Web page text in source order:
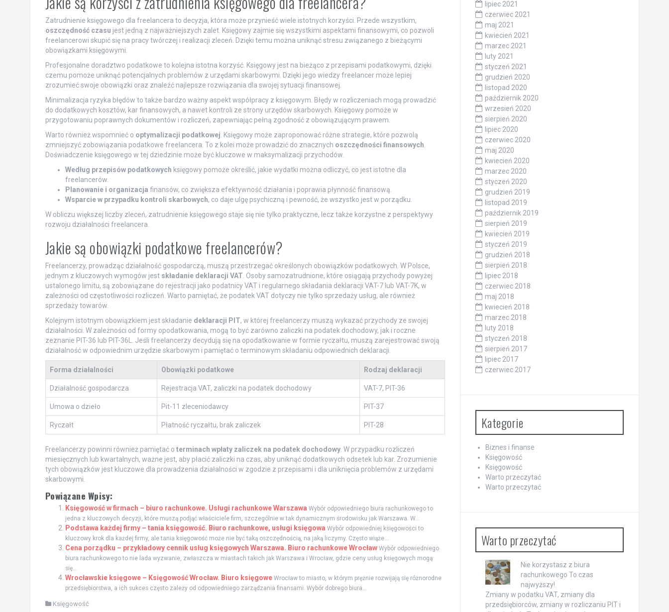
Zatrudnienie księgowego dla freelancera to decyzja, która może przynieść wiele istotnych korzyści. Przede wszystkim,
oszczędność czasu jest jedną z najważniejszych zalet. Księgowy zajmie się wszystkimi aspektami finansowymi, co pozwoli
freelancerowi skupić się na pracy twórczej i realizacji zleceń. Dzięki temu można uniknąć stresu związanego z bieżącymi
obowiązkami księgowymi.
Profesjonalne doradztwo podatkowe to kolejna istotna korzyść. Księgowy jest na bieżąco z przepisami podatkowymi, dzięki
czemu pomoże uniknąć potencjalnych problemów z urzędami skarbowymi. Dzięki jego wiedzy freelancer może lepiej
zrozumieć swoje obowiązki oraz znaleźć najlepsze rozwiązania dla swojej sytuacji finansowej.
Minimalizacja ryzyka błędów to także bardzo ważny aspekt współpracy z księgowym. Błędy w rozliczeniach mogą prowadzić
do dodatkowych kosztów, kar finansowych, a nawet kontroli ze strony urzędów skarbowych. Księgowy pomoże w
przygotowaniu poprawnych dokumentów i rozliczeń, zapewniając pełną zgodność z obowiązującym prawem.
Warto również wspomnieć o optymalizacji podatkowej . Księgowy może zaproponować różne strategie, które pozwolą
zmniejszyć zobowiązania podatkowe freelancera. To z kolei może prowadzić do znacznych oszczędności finansowych
Doświadczenie księgowego w tej dziedzinie może być kluczowe w maksymalizacji przychodów.
Według przepisów podatkowych księgowy pomoże określić, jakie wydatki można odliczyć, co jest istotne dla
freelancerów.
Planowanie i organizacja finansów, co zwiększa efektywność działania i poprawia płynność finansową.
Wsparcie w przypadku kontroli skarbowych, co daje ulgę psychiczną i pewność, że wszystko jest w porządku.
W obliczu większej liczby zleceń, zatrudnienie księgowego staje się nie tylko praktyczne, lecz także korzystne z perspektywy
rozwoju działalności freelancera.
Jakie są obowiązki podatkowe freelancerów?
Freelancerzy, prowadząc działalność gospodarczą, muszą przestrzegać określonych obowiązków podatkowych. W Polsce,
jednym z kluczowych wymogów jest składanie deklaracji VAT . Osoby samozatrudnione, które osiągają przychody powyżej
ustalonego limitu, są zobowiązane do rejestracji jako podatnicy VAT i regularnego składania deklaracji VAT-7 lub VAT-7K, w
zależności od częstotliwości rozliczeń. Warto pamiętać, że podatek VAT dotyczy nie tylko sprzedaży usług, ale również
sprzedaży towarów.
Kolejnym istotnym obowiązkiem jest składanie deklaracji PIT, w której freelancerzy muszą wykazać przychody ze swojej
działalności. W zależności od formy opodatkowania, mogą to być zarówno zaliczki na podatek dochodowy, jak i roczne
zeznanie PIT-36 lub PIT-36L. Jeśli freelancerzy decydują się na opodatkowanie w formie ryczałtu, muszą zarejestrować swoją
działalność w odpowiednim urzędzie skarbowym i pamiętać o terminowym składaniu odpowiednich deklaracji.
Forma działalności Obowiązki podatkowe Rodzaj deklaracji
Działalność gospodarcza Rejestracja VAT, zaliczki na podatek dochodowy VAT-7, PIT-36
Umowa o dzieło Pit-11 zleceniodawcy PIT-37
Ryczałt Płatność ryczałtu, brak zaliczek PIT-28
Freelancerzy powinni również pamiętać o terminach wpłaty zaliczek na podatek dochodowy. W przypadku rozliczeń
miesięcznych lub kwartalnych, ważne jest, aby płacić zaliczki na czas, aby uniknąć dodatkowych odsetek lub kar. Zrozumienie
tych obowiązków jest kluczowe dla prowadzenia działalności w zgodzie z przepisami i dla uniknięcia problemów z urzędami
skarbowymi.
Powiązane Wpisy:
Księgowość w firmach – biuro rachunkowe. Usługi rachunkowe Warszawa Wybór odpowiedniego biura rachunkowego to
jedna z kluczowych decyzji, które muszą podjąć właściciele firm, szczególnie w tak dynamicznym środowisku jak Warszawa. W...
Podstawa każdej firmy – tania księgowość. Biuro rachunkowe, usługi księgowa Wybór odpowiedniej księgowości to
kluczowy krok dla każdej firmy, ale tania księgowość może nie być taką oszczędnością, na jaką liczymy. Często wiąże...
Cena porządku – przykładowy cennik usług księgowych Warszawa. Biuro rachunkowe Wrocław Wybór odpowiedniego
biura rachunkowego to nie lada wyzwanie, zwłaszcza w miastach takich jak Warszawa i Wrocław, gdzie ceny usług księgowych mogą
się...
Wrocławskie księgowe – Księgowość Wrocław. Biuro księgowe Wrocław to miasto, w którym prężnie rozwijają się różnorodne
przedsiębiorstwa, a ich sukces często zależy od odpowiedniego zarządzania finansami. Wybór dobrego biura...
Księgowość
lipiec 2021
czerwiec 2021
maj 2021
kwiecień 2021
marzec 2021
luty 2021
styczeń 2021
grudzień 2020
listopad 2020
październik 2020
wrzesień 2020
sierpień 2020
lipiec 2020
czerwiec 2020
maj 2020
kwiecień 2020
marzec 2020
styczeń 2020
grudzień 2019
listopad 2019
październik 2019
sierpień 2019
kwiecień 2019
styczeń 2019
grudzień 2018
sierpień 2018
lipiec 2018
czerwiec 2018
maj 2018
kwiecień 2018
marzec 2018
luty 2018
styczeń 2018
sierpień 2017
lipiec 2017
czerwiec 2017
Kategorie
Biznes i finanse
Księgowość
Księgowość
Warto przeczytać
Warto przeczytać
Warto przeczytać
Nie korzystasz z biura
rachunkowego To czas
najwyższy!
Zmiany w podatku VAT, zmiany dla
przedsiębiorców, zmiany w rozliczaniu PIT i